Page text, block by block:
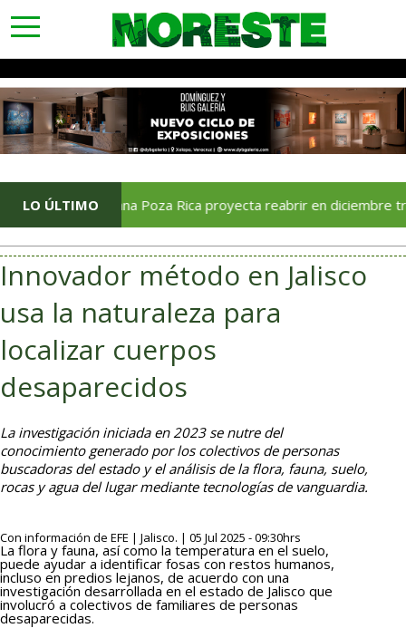
toggle
navigation
LO ÚLTIMO
Soriana Poza Rica proyecta reabrir en diciembre tras
Innovador método en Jalisco
usa la naturaleza para
localizar cuerpos
desaparecidos
La investigación iniciada en 2023 se nutre del
conocimiento generado por los colectivos de personas
buscadoras del estado y el análisis de la flora, fauna, suelo,
rocas y agua del lugar mediante tecnologías de vanguardia.
Con información de EFE | Jalisco. | 05 Jul 2025 - 09:30hrs
La flora y fauna, así como la temperatura en el suelo,
puede ayudar a identificar fosas con restos humanos,
incluso en predios lejanos, de acuerdo con una
investigación desarrollada en el estado de Jalisco que
involucró a colectivos de familiares de personas
desaparecidas.